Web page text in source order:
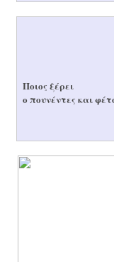
Ποιος ξέρει
ο πουνέντες και